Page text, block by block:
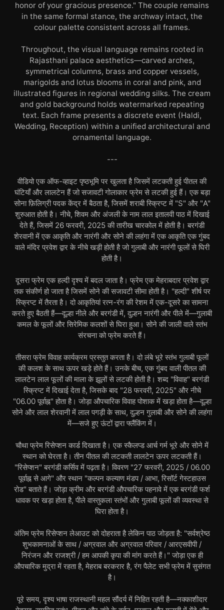
honor of your gracious presence." The couple remains
in the same formal stance, the archway intact, the
colour palette consistent across all frames.
Throughout, the visual language remains rooted in
Rajasthani palace aesthetics—carved arches,
symmetrical columns, brass and copper vessels,
marigolds and lotus blooms in coral and pink, and
illustrated figures in regional wedding silks. The cream
and gold background holds watermarked repeating
text. Each frame presents a discrete event (Haldi,
Wedding, Reception) within a unified architectural and
ornamental language.
---
वीडियो एक ऑफ-व्हाइट पृष्ठभूमि पर खुलता है जिसमें लटकती हुई पीतल की
घंटियाँ और लालटेन हैं जो सजावटी गोलाकार फ्रेम से लटकी हुई हैं। एक बड़ा
सोना फ़िलिग्री पदक केंद्र में बैठता है, जिसमें शराबी स्क्रिप्ट में "S" और "A"
शुरुआत होती है। नीचे, शिवम और अंजली के नाम लाल इतालवी पाठ में दिखाई
देते हैं, जिसमें 26 फरवरी, 2025 की तारीख चारकोल में होती है। बरगंडी
शेरवानी में एक आकृति और नारंगी और सोने की लहंगा में एक आकृति एक गुंबद
वाले मंदिर प्रवेश द्वार के नीचे खड़ी होती है जो गुलाबी और नारंगी फूलों से घिरी
होती है।
दूसरा फ्रेम एक हल्दी दृश्य में बदल जाता है। फ्रेम एक मेहराबदार प्रवेश द्वार
तक संकीर्ण हो जाता है जिसमें सोने की सजावटी सीमा होती है। "हल्दी" शीर्ष पर
स्क्रिप्ट में तैरता है। दो आकृतियां रत्न-रंग की रेशम में एक-दूसरे का सामना
करते हुए बैठती हैं—दूल्हा नीले और बरगंडी में, दुल्हन नारंगी और पीले में—गुलाबी
कमल के फूलों और सिरेमिक कलशों से घिरा हुआ। सोने की जाली वाले स्तंभ
संरचना को फ्रेम करते हैं।
तीसरा फ्रेम विवाह कार्यक्रम प्रस्तुत करता है। दो लंबे भूरे स्तंभ गुलाबी फूलों
की कलश के साथ ऊपर खड़े होते हैं। उनके बीच, एक गुंबद वाली पीतल की
लालटेन लाल फूलों की माला के झूलों से लटकी होती है। शब्द "विवाह" बरगंडी
स्क्रिप्ट में दिखाई देता है, जिसके बाद "28 फरवरी, 2025" और नीचे
"06.00 पूर्वाह्न" होता है। जोड़ा औपचारिक विवाह पोशाक में खड़ा होता है—दूल्हा
सोने और लाल शेरवानी में लाल पगड़ी के साथ, दुल्हन गुलाबी और सोने की लहंगा
में—सजे हुए ऊंटों द्वारा फ्लैंकिंग में।
चौथा फ्रेम रिसेप्शन कार्ड दिखाता है। एक स्कैलप्ड आर्च गर्म भूरे और सोने में
स्थान को घेरता है। तीन पीतल की लटकती लालटेन ऊपर लटकती हैं।
"रिसेप्शन" बरगंडी कर्सिव में पढ़ता है। विवरण "27 फरवरी, 2025 / 06.00
पूर्वाह्न से आगे" और स्थान "कल्पन कल्याण मंडप / आभा, रिसॉर्ट गेस्टहाउस
रोड" बताते हैं। जोड़ा क्रीम और बरगंडी औपचारिक पहनावे में एक बरगंडी फर्श
धावक पर खड़ा होता है, पीले वास्तुकला स्तंभों और गुलाबी फूलों की व्यवस्था से
घिरा होता है।
अंतिम फ्रेम रिसेप्शन लेआउट को दोहराता है लेकिन पाठ जोड़ता है: "सर्वश्रेष्ठ
शुभकामनाओं के साथ / अग्रवाल और अग्रवाल परिवार / आरएसवीपी /
निरंजन और राजश्री / हम आपकी कृपा की मांग करते हैं।" जोड़ा एक ही
औपचारिक मुद्रा में रहता है, मेहराब बरकरार है, रंग पैलेट सभी फ्रेम में सुसंगत
है।
पूरे समय, दृश्य भाषा राजस्थानी महल सौंदर्य में निहित रहती है—नक्काशीदार